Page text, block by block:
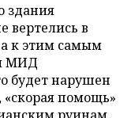
здания
вертелись в
к этим самым
МИД
будет нарушен
помощь»